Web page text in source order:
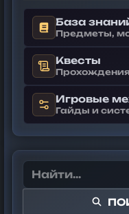
База
Предметы,
Квесты
Игровые
Гайды и